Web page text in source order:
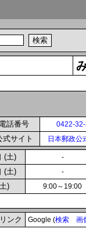
電話番号 0422-
式サイト 日本郵政公
(土) -
(土) -
) 9:00～19:00
ンク Google (検索 画